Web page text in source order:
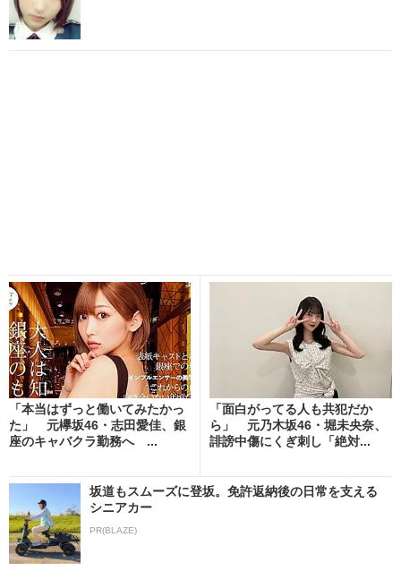
「本当はずっと働いてみたかっ
た」 元欅坂46・志田愛佳、銀
座のキャバクラ勤務へ ...
「面白がってる人も共犯だか
ら」 元乃木坂46・堀未央奈、
誹謗中傷にくぎ刺し「絶対...
坂道もスムーズに登坂。免許返納後の日常を支える
シニアカー
PR(BLAZE)